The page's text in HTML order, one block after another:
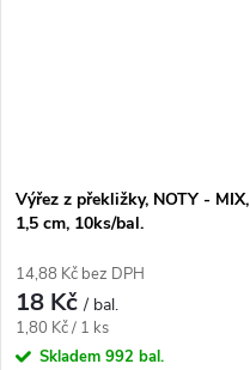
Výřez z překližky, NOTY - MIX,
1,5 cm, 10ks/bal.
14,88 Kč bez DPH
18 Kč/ bal.
Měrná
cena:
1,80 Kč / 1 ks
Skladem 992 bal.